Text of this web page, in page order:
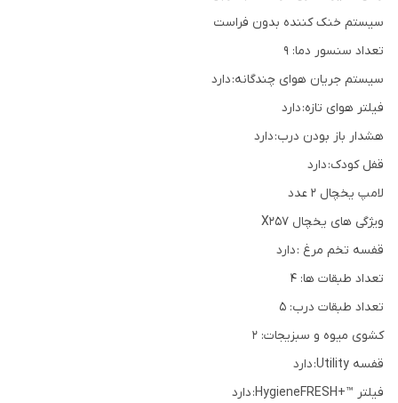
سیستم خنک کننده بدون فراست
تعداد سنسور دما: 9
سیستم جریان هوای چندگانه: دارد
فیلتر هوای تازه: دارد
هشدار باز بودن درب: دارد
قفل کودک: دارد
لامپ یخچال 2 عدد
ویژگی های یخچال X257
قفسه تخم مرغ : دارد
تعداد طبقات ها: 4
تعداد طبقات درب: 5
کشوی میوه و سبزیجات: 2
قفسه Utility: دارد
فیلتر ™‎HygieneFRESH+‎: دارد